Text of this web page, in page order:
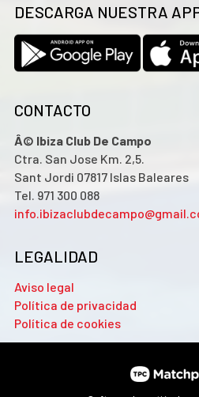
DESCARGA NUESTRA
CONTACTO
Â© Ibiza Club De Campo
Ctra. San Jose Km. 2,5.
Sant Jordi 07817 Islas Baleares
Tel. 971 300 088
LEGALIDAD
Aviso legal
Política de privacidad
Política de cookies